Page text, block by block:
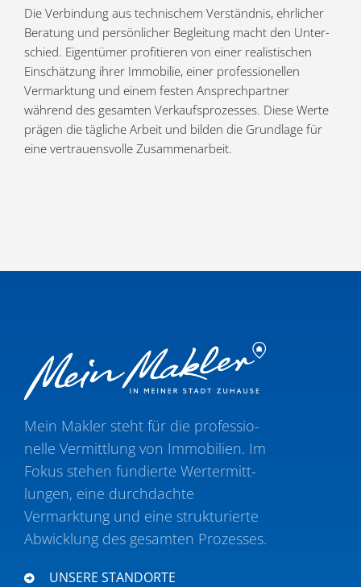
Die Verbindung aus techni­schem Verständnis, ehrlicher
Beratung und persön­licher Begleitung macht den Unter­
schied. Eigen­tümer profi­tieren von einer realis­ti­schen
Einschätzung ihrer Immobilie, einer profes­sio­nellen
Vermarktung und einem festen Ansprech­partner
während des gesamten Verkaufs­pro­zesses. Diese Werte
prägen die tägliche Arbeit und bilden die Grundlage für
eine vertrau­ens­volle Zusammenarbeit.
Mein Makler steht für die profes­sio­
nelle Vermittlung von Immobilien. Im
Fokus stehen fundierte Wertermitt­
lungen, eine durch­dachte
Vermarktung und eine struk­tu­rierte
Abwicklung des gesamten Prozesses.
UNSERE STANDORTE